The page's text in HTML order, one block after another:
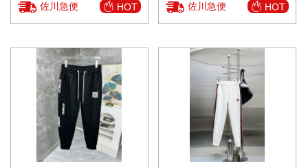
佐川急便 HOT 佐川急便 HOT